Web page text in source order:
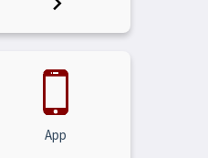
App